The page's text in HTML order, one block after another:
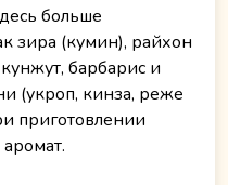
больше
зира (кумин), райхон
барбарис и
(укроп, кинза, реже
приготовлении